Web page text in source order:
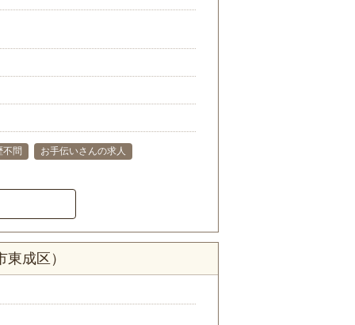
不問
お手伝いさんの求人
成区）